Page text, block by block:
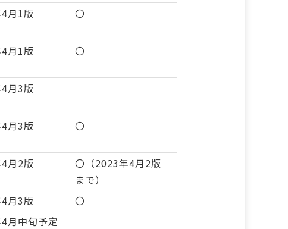
月1版 〇
月1版 〇
月3版
月3版 〇
月2版
〇（2023年4月2版
まで）
月3版
〇
月中旬予定